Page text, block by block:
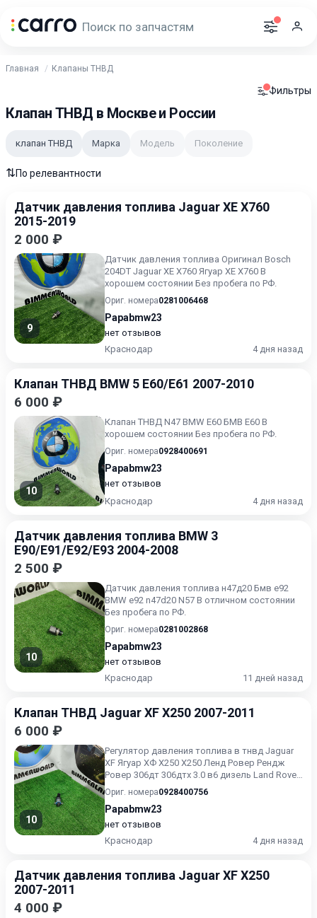
Главная Клапаны ТНВД
Фильтры
Клапан ТНВД в Москве и России
клапан ТНВД Марка Модель Поколение
⇅По релевантности
Датчик давления топлива Jaguar XE X760
2015-2019
2 000 ₽
9
Датчик давления топлива Оригинал Bosch
204DT Jaguar XE X760 Ягуар ХЕ Х760 В
хорошем состоянии Без пробега по РФ.
Ориг. номера0281006468
Papabmw23
нет отзывов
Краснодар
4 дня назад
Клапан ТНВД BMW 5 E60/E61 2007-2010
6 000 ₽
10
Клапан ТНВД N47 BMW Е60 БМВ Е60 В
хорошем состоянии Без пробега по РФ.
Ориг. номера0928400691
Papabmw23
нет отзывов
Краснодар
4 дня назад
Датчик давления топлива BMW 3
E90/E91/E92/E93 2004-2008
2 500 ₽
10
Датчик давления топлива н47д20 Бмв е92
BMW e92 n47d20 N57 В отличном состоянии
Без пробега по РФ.
Ориг. номера0281002868
Papabmw23
нет отзывов
Краснодар
11 дней назад
Клапан ТНВД Jaguar XF X250 2007-2011
6 000 ₽
10
Регулятор давления топлива в тнвд Jaguar
XF Ягуар ХФ Х250 X250 Ленд Ровер Рендж
Ровер 306дт 306дтх 3.0 в6 дизель Land Rover
Range Rover 306d...
Ориг. номера0928400756
Papabmw23
нет отзывов
Краснодар
4 дня назад
Датчик давления топлива Jaguar XF X250
2007-2011
4 000 ₽